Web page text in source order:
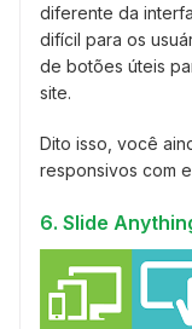
diferente da
difícil para os
de botões úteis
site.
Dito isso, você
responsivos com
6. Slide